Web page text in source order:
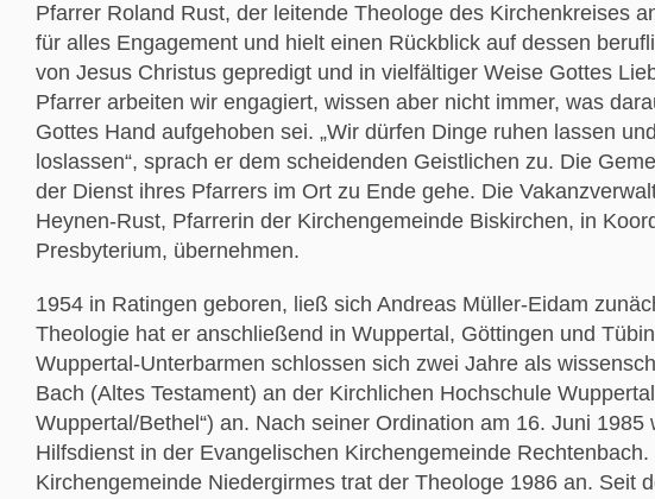
Pfarrer Roland Rust, der leitende Theologe des Kirchenkreises
für alles Engagement und hielt einen Rückblick auf dessen
von Jesus Christus gepredigt und in vielfältiger Weise Gottes
Pfarrer arbeiten wir engagiert, wissen aber nicht immer, was
Gottes Hand aufgehoben sei. „Wir dürfen Dinge ruhen lassen
loslassen“, sprach er dem scheidenden Geistlichen zu. Die
der Dienst ihres Pfarrers im Ort zu Ende gehe. Die
Heynen-Rust, Pfarrerin der Kirchengemeinde Biskirchen, in
Presbyterium, übernehmen.
1954 in Ratingen geboren, ließ sich Andreas Müller-Eidam
Theologie hat er anschließend in Wuppertal, Göttingen und
Wuppertal-Unterbarmen schlossen sich zwei Jahre als
Bach (Altes Testament) an der Kirchlichen Hochschule
Wuppertal/Bethel“) an. Nach seiner Ordination am 16. Juni
Hilfsdienst in der Evangelischen Kirchengemeinde
Kirchengemeinde Niedergirmes trat der Theologe 1986 an. Seit